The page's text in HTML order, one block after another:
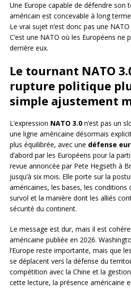
Une Europe capable de défendre son
américain est concevable à long
Le vrai sujet n’est donc pas une
C’est une NATO où les Européens ne
derrière eux.
Le tournant NATO
rupture politique
simple ajustement
L’expression NATO 3.0 n’est pas un
une ligne américaine désormais
plus équilibrée, avec une défense
d’abord par les Européens pour la
revue annoncée par Pete Hegseth à
jusqu’à six mois. Elle porte sur la
américaines, les bases, les conditions
survol et la manière dont les alliés
sécurité du continent.
Le message est dur, mais il est
américaine publiée en 2026.
l’Europe reste importante, mais que
se déplacent vers la défense du
compétition avec la Chine et la
cette lecture, la présence américaine